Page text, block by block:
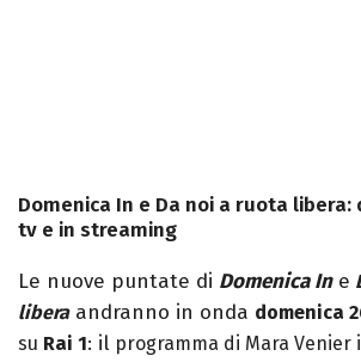
Domenica In e Da noi a ruota
tv e in streaming
Le nuove puntate di Domenica Ine
liberaandranno in onda domenica
su Rai 1: il programma di Mara Venier